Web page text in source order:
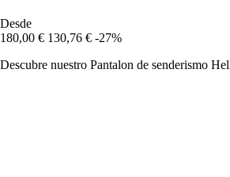
Desde
180,00 € 130,76 € -27%
Descubre nuestro Pantalon de senderismo